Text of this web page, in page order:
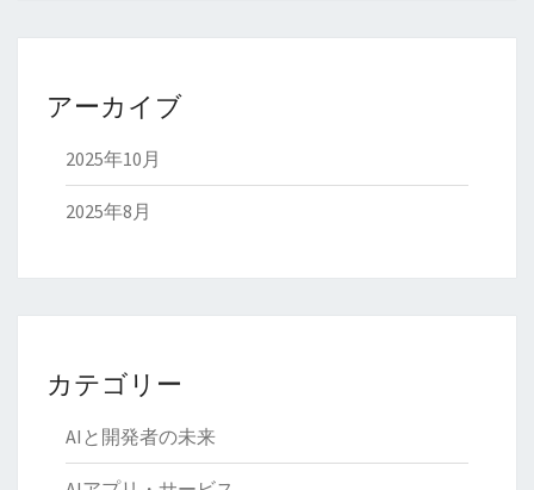
アーカイブ
2025年10月
2025年8月
カテゴリー
AIと開発者の未来